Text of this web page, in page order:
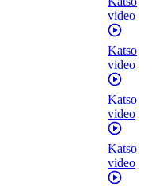
video
Katso
video
Katso
video
Katso
video